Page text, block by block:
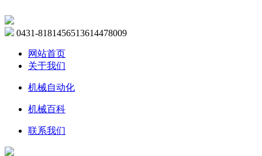
0431-8181456513614478009
网站首页
关于我们
机械自动化
机械百科
联系我们